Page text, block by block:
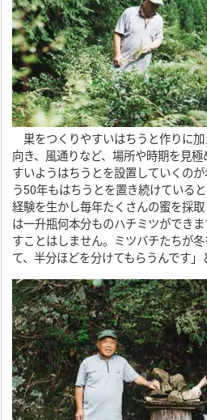
巣をつくりやすいはちうと作りに
向き、風通りなど、場所や時期を見
すいようはちうとを設置していくの
う50年もはちうとを置き続けている
経験を生かし毎年たくさんの蜜を採
は一升瓶何本分ものハチミツができ
すことはしません。ミツバチたちが
て、半分ほどを分けてもらうんです」